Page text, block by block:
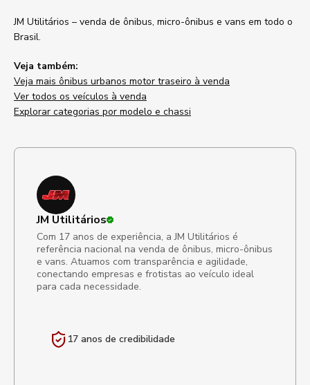
JM Utilitários – venda de ônibus, micro-ônibus e vans em todo o
Brasil.
Veja também:
Veja mais ônibus urbanos motor traseiro à venda
Ver todos os veículos à venda
Explorar categorias por modelo e chassi
JM Utilitários
Com 17 anos de experiência, a JM Utilitários é
referência nacional na venda de ônibus, micro-ônibus
e vans. Atuamos com transparência e agilidade,
conectando empresas e frotistas ao veículo ideal
para cada necessidade.
17 anos de credibilidade